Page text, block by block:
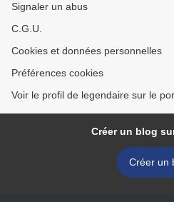
Signaler un abus
C.G.U.
Cookies et données personnelles
Préférences cookies
Voir le profil de legendaire sur le
Créer un blog
Créer un